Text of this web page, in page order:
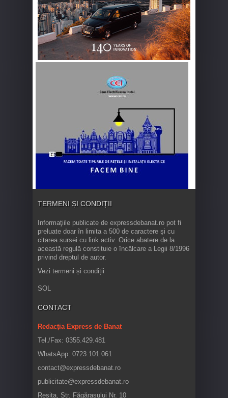
TERMENI ȘI CONDIȚII
Informaţiile publicate de expressdebanat.ro pot fi
preluate doar în limita a 500 de caractere şi cu
citarea sursei cu link activ. Orice abatere de la
această regulă constituie o încălcare a Legii 8/1996
privind dreptul de autor.
Vezi termeni și condiții
SOL
CONTACT
Redacția Express de Banat
Tel./Fax: 0355.429.481
WhatsApp: 0723.101.061
contact@expressdebanat.ro
publicitate@expressdebanat.ro
Reșița, Str. Făgărașului Nr. 10